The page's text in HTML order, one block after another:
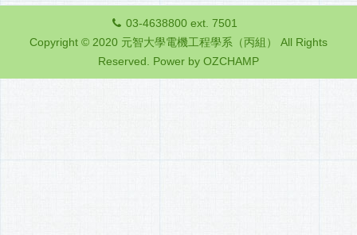
03-4638800 ext. 7501
Copyright © 2020 元智大學電機工程學系（丙組） All Rights
Reserved. Power by OZCHAMP